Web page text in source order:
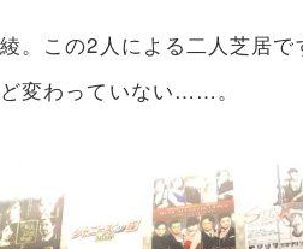
。この2人による二人芝居
変わっていない……。